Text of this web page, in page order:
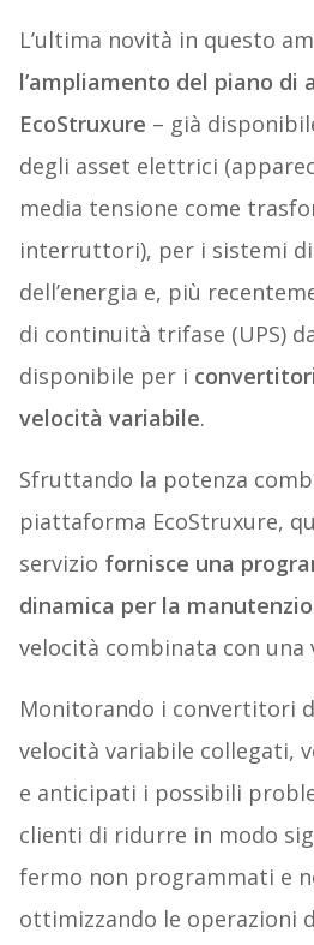
L’ultima novità in questo
l’ampliamento del piano di
EcoStruxure – già
degli asset elettrici
media tensione come
interruttori), per i sistemi
dell’energia e, più
di continuità trifase (UPS)
disponibile per i
velocità variabile.
Sfruttando la potenza
piattaforma EcoStruxure,
servizio fornisce una
dinamica per la
velocità combinata con una
Monitorando i convertitori
velocità variabile collegati,
e anticipati i possibili
clienti di ridurre in modo
fermo non programmati e
ottimizzando le operazioni